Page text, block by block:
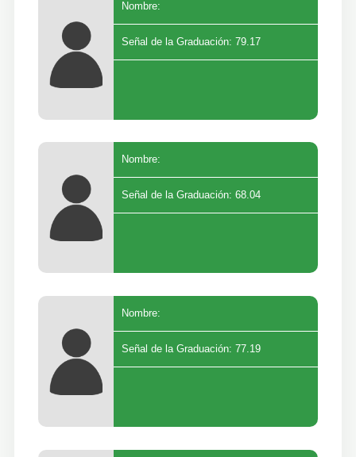
Nombre:
Señal de la Graduación: 79.17
Nombre:
Señal de la Graduación: 68.04
Nombre:
Señal de la Graduación: 77.19